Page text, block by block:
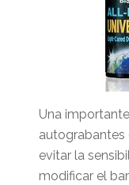
Una
autograbantes
evitar la
modificar el